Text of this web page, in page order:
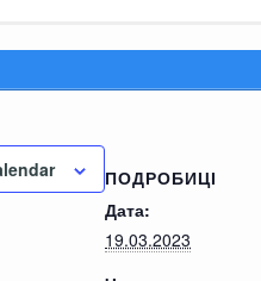
так
в назначенный день, место и
успеть на уходящий
сердце обрести покой?
Александр Неволько
ПОДРОБИЦІ
Дата:
19.03.2023